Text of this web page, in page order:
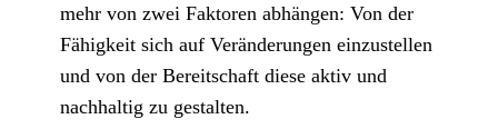
mehr von zwei Faktoren abhängen: Von der
Fähigkeit sich auf Veränderungen einzustellen
und von der Bereitschaft diese aktiv und
nachhaltig zu gestalten.